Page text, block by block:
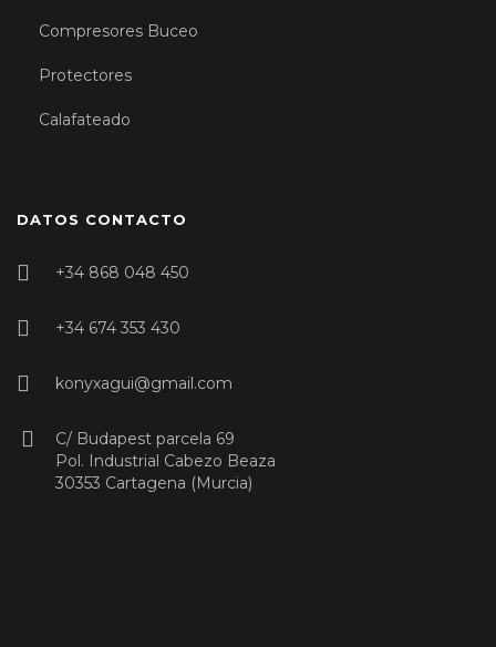
Compresores Buceo
Protectores
Calafateado
DATOS CONTACTO
+34 868 048 450
+34 674 353 430
konyxagui@gmail.com
C/ Budapest parcela 69
Pol. Industrial Cabezo Beaza
30353 Cartagena (Murcia)